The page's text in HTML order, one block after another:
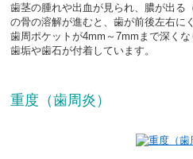
歯茎の腫れや出血が見られ、膿が出る
の骨の溶解が進むと、歯が前後左右に
歯周ポケットが4mm～7mmまで深く
歯垢や歯石が付着しています。
重度（歯周炎）